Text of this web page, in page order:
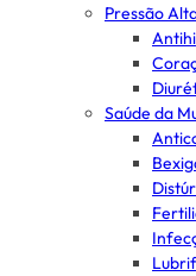
Pressão
Saúde da